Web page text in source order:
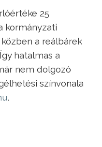
25
kormányzati
a reálbárek
hatalmas a
nem dolgozó
színvonala
.